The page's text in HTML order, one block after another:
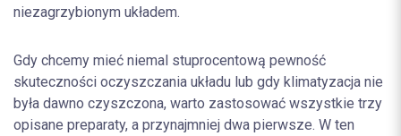
niezagrzybionym układem.
Gdy chcemy mieć niemal stuprocentową pewność
skuteczności oczyszczania układu lub gdy klimatyzacja nie
była dawno czyszczona, warto zastosować wszystkie trzy
opisane preparaty, a przynajmniej dwa pierwsze. W ten